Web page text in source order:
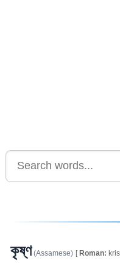
কৃষ্ণ (Assamese) [Roman: